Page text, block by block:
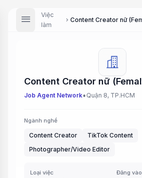
menu
Việc
làm
chevron_right
Job Agent Network• Quận 8, TP.HCM
Ngành nghề
Content Creator
TikTok Content
Photographer/Video Editor
Loại việc Đăng vào